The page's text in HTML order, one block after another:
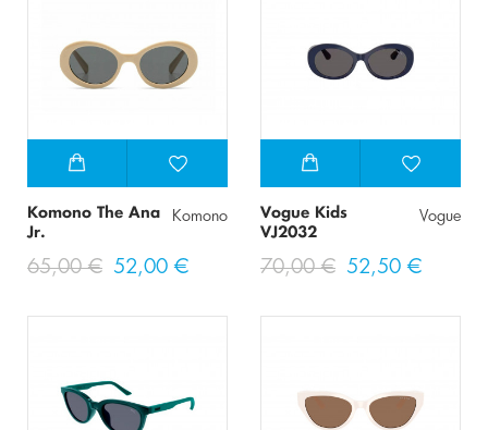
Komono The Ana
Jr.
Komono
65,00 € 52,00 €
Vogue Kids
VJ2032
Vogue
70,00 € 52,50 €